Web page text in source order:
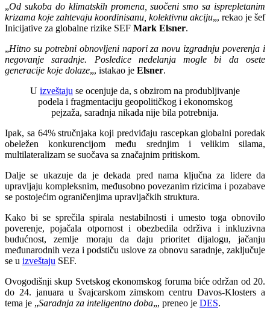
„Od sukoba do klimatskih promena, suočeni smo sa isprepletanim
krizama koje zahtevaju koordinisanu, kolektivnu akciju„, rekao je šef
Inicijative za globalne rizike SEF Mark Elsner.
„Hitno su potrebni obnovljeni napori za novu izgradnju poverenja i
negovanje saradnje. Posledice nedelanja mogle bi da osete
generacije koje dolaze„, istakao je Elsner.
U izveštaju se ocenjuje da, s obzirom na produbljivanje
podela i fragmentaciju geopolitičkog i ekonomskog
pejzaža, saradnja nikada nije bila potrebnija.
Ipak, sa 64% stručnjaka koji predviđaju rascepkan globalni poredak
obeležen konkurencijom među srednjim i velikim silama,
multilateralizam se suočava sa značajnim pritiskom.
Dalje se ukazuje da je dekada pred nama ključna za lidere da
upravljaju kompleksnim, međusobno povezanim rizicima i pozabave
se postojećim ograničenjima upravljačkih struktura.
Kako bi se sprečila spirala nestabilnosti i umesto toga obnovilo
poverenje, pojačala otpornost i obezbedila održiva i inkluzivna
budućnost, zemlje moraju da daju prioritet dijalogu, jačanju
međunarodnih veza i podstiču uslove za obnovu saradnje, zaključuje
se u izveštaju SEF.
Ovogodišnji skup Svetskog ekonomskog foruma biće održan od 20.
do 24. januara u švajcarskom zimskom centru Davos-Klosters a
tema je „Saradnja za inteligentno doba„, preneo je DES.